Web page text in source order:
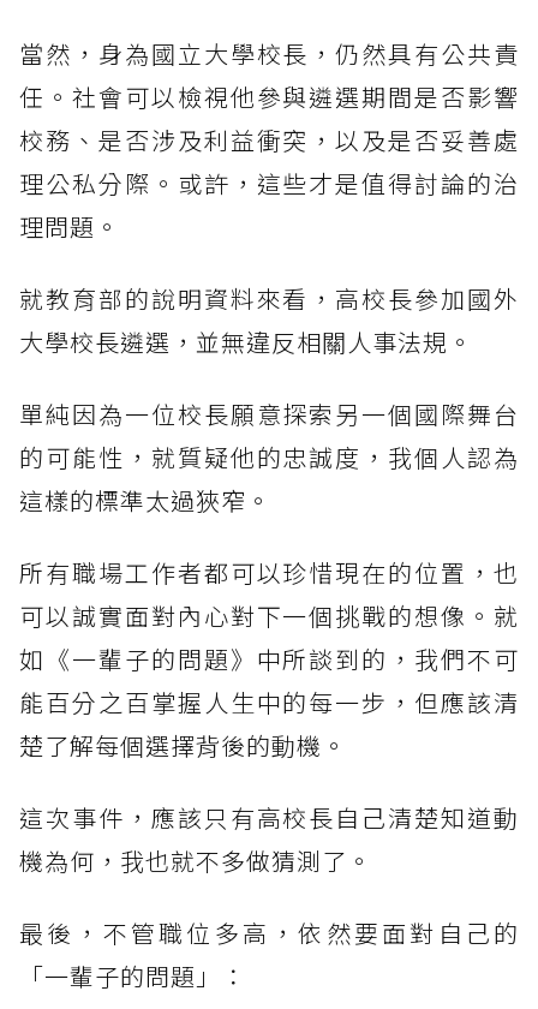
當然，身為國立大學校長，仍然具有公共責
任。社會可以檢視他參與遴選期間是否影響
校務、是否涉及利益衝突，以及是否妥善處
理公私分際。或許，這些才是值得討論的治
理問題。
就教育部的說明資料來看，高校長參加國外
大學校長遴選，並無違反相關人事法規。
單純因為一位校長願意探索另一個國際舞台
的可能性，就質疑他的忠誠度，我個人認為
這樣的標準太過狹窄。
所有職場工作者都可以珍惜現在的位置，也
可以誠實面對內心對下一個挑戰的想像。就
如《一輩子的問題》中所談到的，我們不可
能百分之百掌握人生中的每一步，但應該清
楚了解每個選擇背後的動機。
這次事件，應該只有高校長自己清楚知道動
機為何，我也就不多做猜測了。
最後，不管職位多高，依然要面對自己的
「一輩子的問題」：